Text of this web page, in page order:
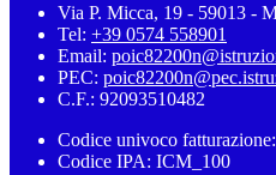
Via P. Micca, 19 - 59013 -
Tel: +39 0574 558901
Email:
PEC:
C.F.: 92093510482
Codice univoco
Codice IPA: ICM_100